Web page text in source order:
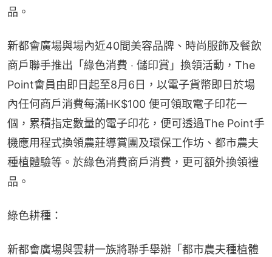
品。
新都會廣場與場內近40間美容品牌、時尚服飾及餐飲
商戶聯手推出「綠色消費 ‧ 儲印賞」換領活動，The
Point會員由即日起至8月6日，以電子貨幣即日於場
內任何商戶消費每滿HK$100 便可領取電子印花一
個，累積指定數量的電子印花，便可透過The Point手
機應用程式換領農莊導賞團及環保工作坊、都市農夫
種植體驗等。於綠色消費商戶消費，更可額外換領禮
品。
綠色耕種：
新都會廣場與雲耕一族將聯手舉辦「都市農夫種植體